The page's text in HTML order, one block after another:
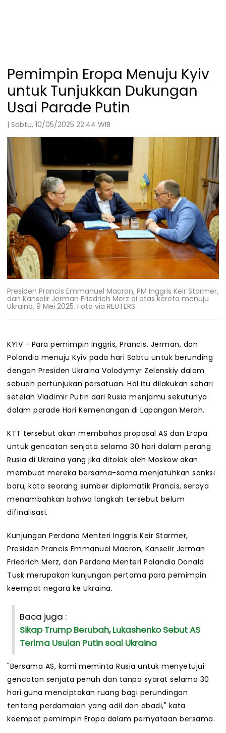
Pemimpin Eropa Menuju Kyiv
untuk Tunjukkan Dukungan
Usai Parade Putin
| Sabtu, 10/05/2025 22:44 WIB
Presiden Prancis Emmanuel Macron, PM Inggris Keir Starmer,
dan Kanselir Jerman Friedrich Merz di atas kereta menuju
Ukraina, 9 Mei 2025. Foto via REUTERS
KYIV - Para pemimpin Inggris, Prancis, Jerman, dan
Polandia menuju Kyiv pada hari Sabtu untuk berunding
dengan Presiden Ukraina Volodymyr Zelenskiy dalam
sebuah pertunjukan persatuan. Hal itu dilakukan sehari
setelah Vladimir Putin dari Rusia menjamu sekutunya
dalam parade Hari Kemenangan di Lapangan Merah.
KTT tersebut akan membahas proposal AS dan Eropa
untuk gencatan senjata selama 30 hari dalam perang
Rusia di Ukraina yang jika ditolak oleh Moskow akan
membuat mereka bersama-sama menjatuhkan sanksi
baru, kata seorang sumber diplomatik Prancis, seraya
menambahkan bahwa langkah tersebut belum
difinalisasi.
Kunjungan Perdana Menteri Inggris Keir Starmer,
Presiden Prancis Emmanuel Macron, Kanselir Jerman
Friedrich Merz, dan Perdana Menteri Polandia Donald
Tusk merupakan kunjungan pertama para pemimpin
keempat negara ke Ukraina.
Baca juga :
Sikap Trump Berubah, Lukashenko Sebut AS
Terima Usulan Putin soal Ukraina
"Bersama AS, kami meminta Rusia untuk menyetujui
gencatan senjata penuh dan tanpa syarat selama 30
hari guna menciptakan ruang bagi perundingan
tentang perdamaian yang adil dan abadi," kata
keempat pemimpin Eropa dalam pernyataan bersama.